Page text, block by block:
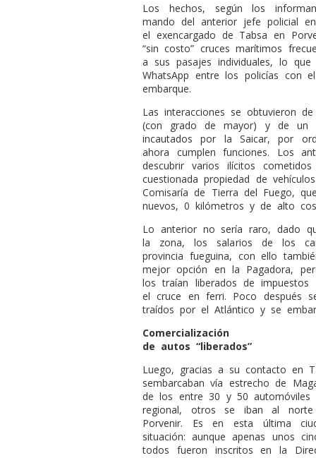
Los hechos, según los
mando del anterior jefe policial
el exencargado de Tabsa en
“sin costo” cruces marítimos
a sus pasajes individuales, lo
WhatsApp entre los policías con
embarque.
Las interacciones se obtuvieron
(con grado de mayor) y de un
incautados por la Saicar, por
ahora cumplen funciones. Los
descubrir varios ilícitos
cuestionada propiedad de
Comisaría de Tierra del Fuego,
nuevos, 0 kilómetros y de alto
Lo anterior no sería raro, dado
la zona, los salarios de los
provincia fueguina, con ello
mejor opción en la Pagadora,
los traían liberados de
el cruce en ferri. Poco después
traídos por el Atlántico y se
Comercialización
de autos “liberados”
Luego, gracias a su contacto en
sembarcaban vía estrecho de
de los entre 30 y 50 automóviles
regional, otros se iban al
Porvenir. Es en esta última
situación: aunque apenas unos
todos fueron inscritos en la